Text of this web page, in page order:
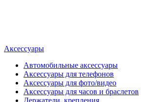
Аксессуары
Автомобильные аксессуары
Аксессуары для телефонов
Аксессуары для фото/видео
Аксессуары для часов и браслетов
Держатели, крепления